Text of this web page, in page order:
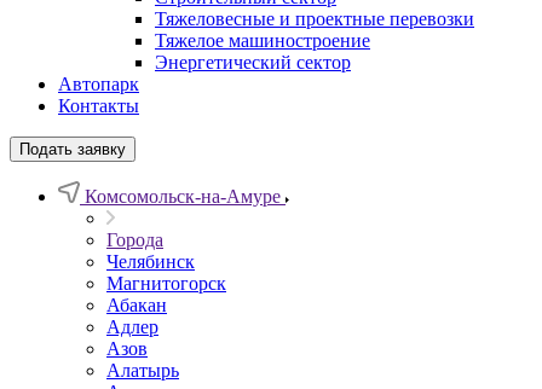
Тяжеловесные и проектные перевозки
Тяжелое машиностроение
Энергетический сектор
Автопарк
Контакты
Подать заявку
Комсомольск-на-Амуре
Города
Челябинск
Магнитогорск
Абакан
Адлер
Азов
Алатырь